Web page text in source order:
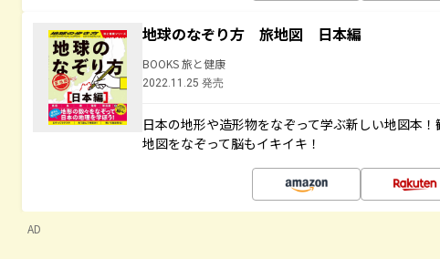
地球のなぞり方 旅地図 日本編
BOOKS 旅と健康
2022.11.25 発売
日本の地形や造形物をなぞって学ぶ新しい地図本
地図をなぞって脳もイキイキ！
AD